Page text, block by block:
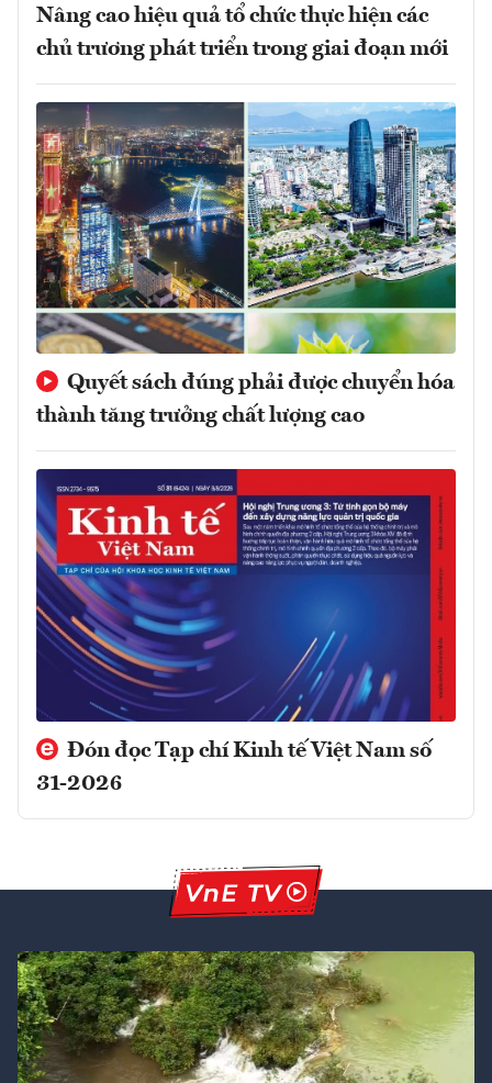
Nâng cao hiệu quả tổ chức thực hiện các
chủ trương phát triển trong giai đoạn mới
Quyết sách đúng phải được chuyển hóa
thành tăng trưởng chất lượng cao
Đón đọc Tạp chí Kinh tế Việt Nam số
31-2026